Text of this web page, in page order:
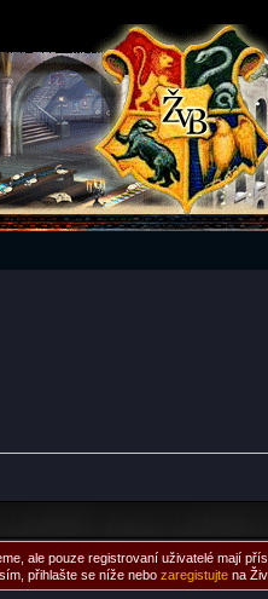
ale pouze registrovaní uživatelé mají
přihlašte se níže nebo zaregistujte na